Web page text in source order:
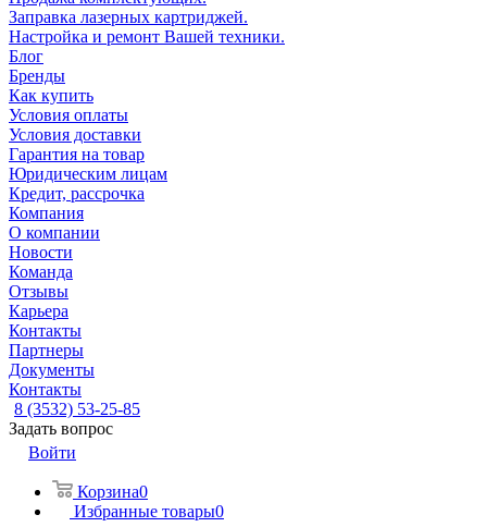
Заправка лазерных картриджей.
Настройка и ремонт Вашей техники.
Блог
Бренды
Как купить
Условия оплаты
Условия доставки
Гарантия на товар
Юридическим лицам
Кредит, рассрочка
Компания
О компании
Новости
Команда
Отзывы
Карьера
Контакты
Партнеры
Документы
Контакты
8 (3532) 53-25-85
Задать вопрос
Войти
Корзина0
Избранные товары0